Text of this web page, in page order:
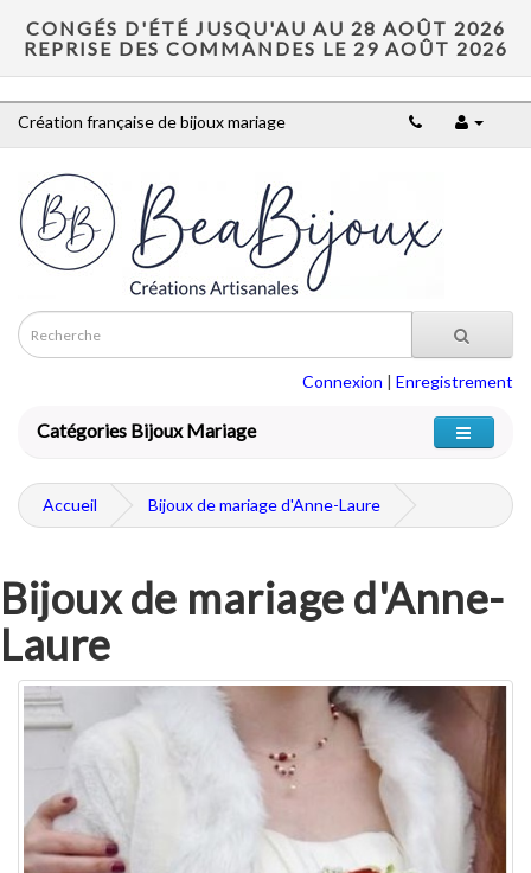
CONGÉS D'ÉTÉ JUSQU'AU AU 28 AOÛT 2026
REPRISE DES COMMANDES LE 29 AOÛT 2026
Création française de bijoux mariage
Connexion | Enregistrement
Catégories Bijoux Mariage
Accueil Bijoux de mariage d'Anne-Laure
Bijoux de mariage d'Anne-
Laure